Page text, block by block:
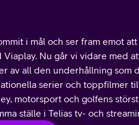
i mål och ser fram emot att
Nu går vi vidare med
av all den underhållning som
serier och toppfilmer
motorsport och golfens
ställe i Telias tv- och